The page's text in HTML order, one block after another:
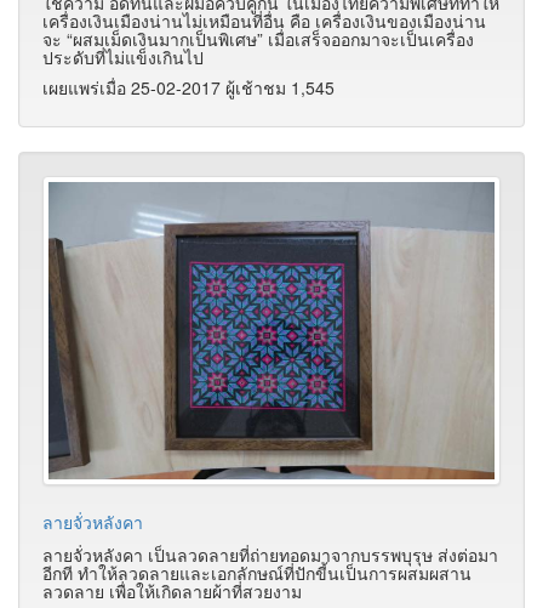
เครื่องเงินเมืองน่านไม่เหมือนที่อื่น คือ เครื่องเงินของเมืองน่าน
จะ “ผสมเม็ดเงินมากเป็นพิเศษ” เมื่อเสร็จออกมาจะเป็นเครื่อง
ประดับที่ไม่แข็งเกินไป
เผยแพร่เมื่อ 25-02-2017 ผู้เช้าชม 1,545
ลายจั่วหลังคา
ลายจั่วหลังคา เป็นลวดลายที่ถ่ายทอดมาจากบรรพบุรุษ ส่งต่อมา
อีกที ทำให้ลวดลายและเอกลักษณ์ที่ปักขี้นเป็นการผสมผสาน
ลวดลาย เพื่อให้เกิดลายผ้าที่สวยงาม